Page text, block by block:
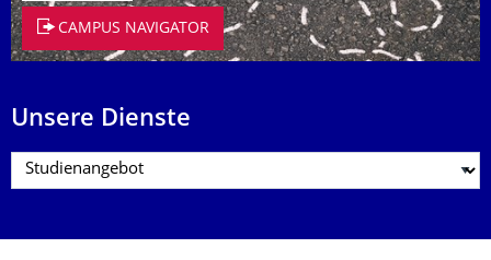
CAMPUS NAVIGATOR
Unsere Dienste